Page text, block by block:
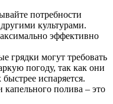
потребности
другими культурами.
эффективно
грядки могут требовать
погоду, так как они
испаряется.
капельного полива – это